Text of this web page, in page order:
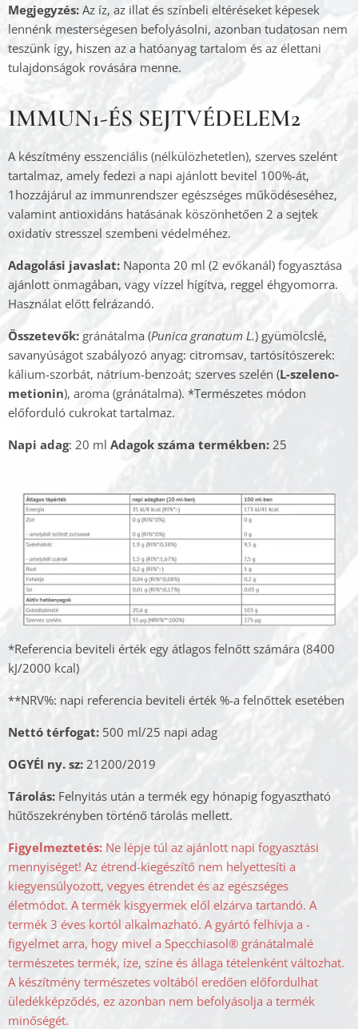
Megjegyzés: Az íz, az illat és színbeli eltéréseket képesek
lennénk mesterségesen befolyásolni, azonban tudatosan nem
teszünk így, hiszen az a hatóanyag tartalom és az élettani
tulajdonságok rovására menne.
IMMUN1-ÉS SEJTVÉDELEM2
A készítmény esszenciális (nélkülözhetetlen), szerves szelént
tartalmaz, amely fedezi a napi ajánlott bevitel 100%-át,
1hozzájárul az immunrendszer egészséges működéseséhez,
valamint antioxidáns hatásának köszönhetően 2 a sejtek
oxidatív stresszel szembeni védelméhez.
Adagolási javaslat: Naponta 20 ml (2 evőkanál) fogyasztása
ajánlott önmagában, vagy vízzel hígítva, reggel éhgyomorra.
Használat előtt felrázandó.
Összetevők: gránátalma (Punica granatum L.) gyümölcslé,
savanyúságot szabályozó anyag: citromsav, tartósítószerek:
kálium-szorbát, nátrium-benzoát; szerves szelén (L-szeleno-
metionin), aroma (gránátalma). *Természetes módon
előforduló cukrokat tartalmaz.
Napi adag: 20 ml Adagok száma termékben: 25
*Referencia beviteli érték egy átlagos felnőtt számára (8400
kJ/2000 kcal)
**NRV%: napi referencia beviteli érték %-a felnőttek esetében
Nettó térfogat: 500 ml/25 napi adag
OGYÉI ny. sz: 21200/2019
Tárolás: Felnyitás után a termék egy hónapig fogyasztható
hűtőszekrényben történő tárolás mellett.
Figyelmeztetés: Ne lépje túl az ajánlott napi fogyasztási
mennyiséget! Az étrend-kiegészítő nem helyettesíti a
kiegyensúlyozott, vegyes étrendet és az egészséges
életmódot. A termék kisgyermek elől elzárva tartandó. A
termék 3 éves kortól alkalmazható. A gyártó felhívja a ­
figyelmet arra, hogy mivel a Specchiasol® gránátalmalé
természetes termék, íze, színe és állaga tételenként változhat.
A készítmény természetes voltából eredően előfordulhat
üledékképződés, ez azonban nem befolyásolja a termék
minőségét.